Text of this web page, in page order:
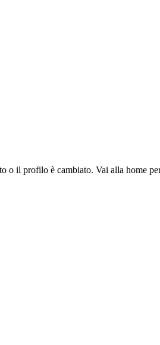
o il profilo è cambiato. Vai alla home